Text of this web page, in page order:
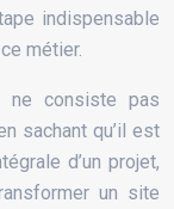
indispensable
métier.
ne consiste pas
sachant qu’il est
d’un projet,
un site